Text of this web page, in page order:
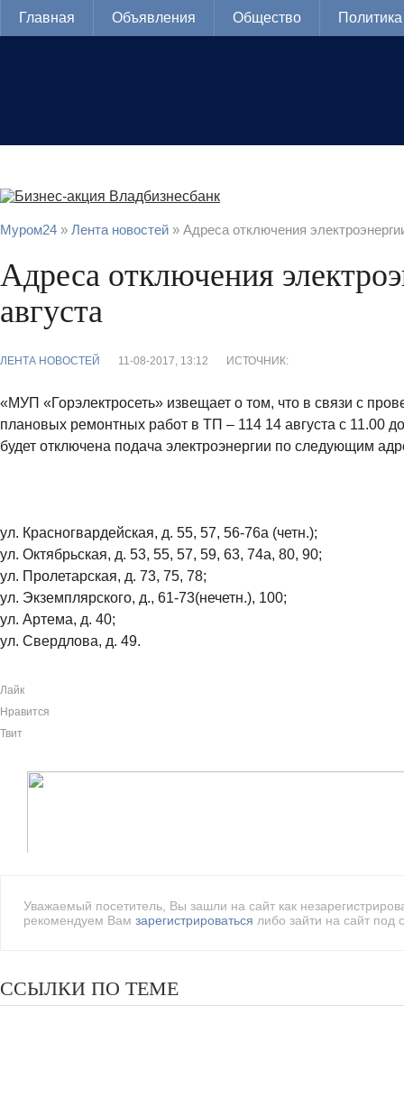
Главная Объявления Общество Политика
Муром24 » Лента новостей » Адреса отключения
Адреса отключения
августа
ЛЕНТА НОВОСТЕЙ 11-08-2017, 13:12 ИСТОЧНИК:
«МУП «Горэлектросеть» извещает о том, что в связи с
плановых ремонтных работ в ТП – 114 14 августа с 11.00
будет отключена подача электроэнергии по следующим
ул. Красногвардейская, д. 55, 57, 56-76а (четн.);
ул. Октябрьская, д. 53, 55, 57, 59, 63, 74а, 80, 90;
ул. Пролетарская, д. 73, 75, 78;
ул. Экземплярского, д., 61-73(нечетн.), 100;
ул. Артема, д. 40;
ул. Свердлова, д. 49.
Лайк
Нравится
Твит
Уважаемый посетитель, Вы зашли на сайт как
рекомендуем Вам зарегистрироваться либо зайти на сайт
ССЫЛКИ ПО ТЕМЕ